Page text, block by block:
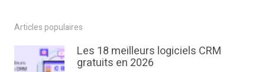
Articles populaires
Les 18 meilleurs logiciels CRM
gratuits en 2026